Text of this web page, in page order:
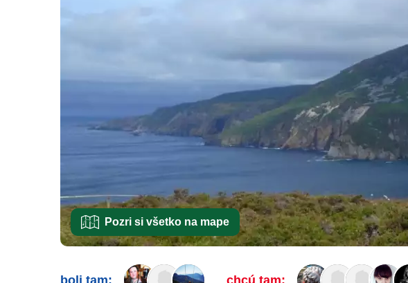
Pozri si všetko na mape
boli tam: chcú tam: